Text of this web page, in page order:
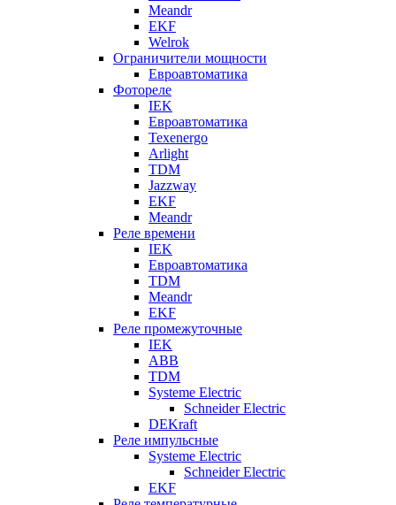
Meandr
EKF
Welrok
Ограничители мощности
Евроавтоматика
Фотореле
IEK
Евроавтоматика
Texenergo
Arlight
TDM
Jazzway
EKF
Meandr
Реле времени
IEK
Евроавтоматика
TDM
Meandr
EKF
Реле промежуточные
IEK
ABB
TDM
Systeme Electric
Schneider Electric
DEKraft
Реле импульсные
Systeme Electric
Schneider Electric
EKF